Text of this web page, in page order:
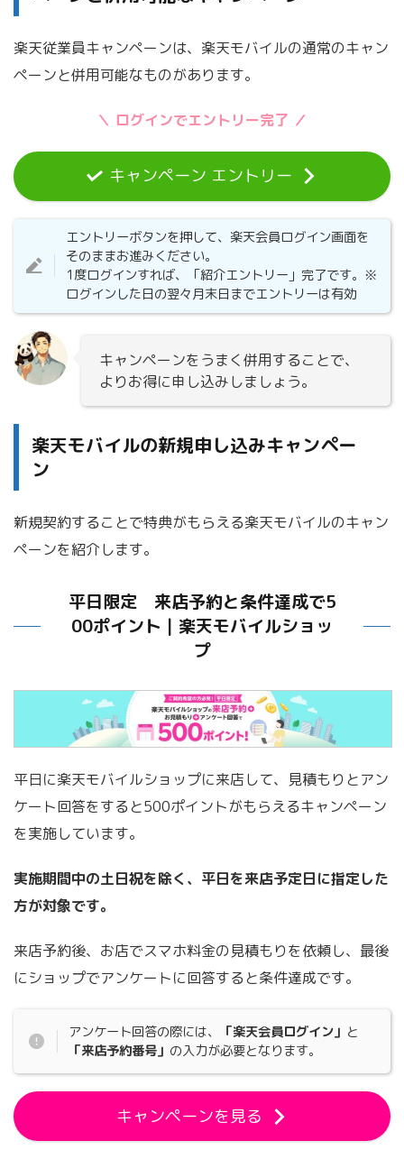
楽天従業員キャンペーンは、楽天モバイルの通常のキャン
ペーンと併用可能なものがあります。
＼ ログインでエントリー完了 ／
キャンペーン エントリー
エントリーボタンを押して、楽天会員ログイン画面を
そのままお進みください。
1度ログインすれば、「紹介エントリー」完了です。※
ログインした日の翌々月末日までエントリーは有効
キャンペーンをうまく併用することで、
よりお得に申し込みしましょう。
楽天モバイルの新規申し込みキャンペー
ン
新規契約することで特典がもらえる楽天モバイルのキャン
ペーンを紹介します。
平日限定 来店予約と条件達成で5
00ポイント｜楽天モバイルショッ
プ
平日に楽天モバイルショップに来店して、見積もりとアン
ケート回答をすると500ポイントがもらえるキャンペーン
を実施しています。
実施期間中の土日祝を除く、平日を来店予定日に指定した
方が対象です。
来店予約後、お店でスマホ料金の見積もりを依頼し、最後
にショップでアンケートに回答すると条件達成です。
アンケート回答の際には、 「楽天会員ログイン」 と
「来店予約番号」 の入力が必要となります。
キャンペーンを見る